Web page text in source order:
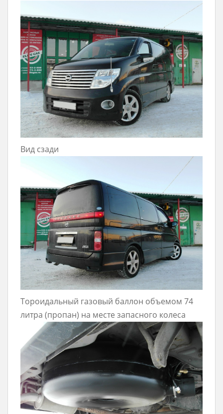
Вид сзади
Тороидальный газовый баллон объемом 74
литра (пропан) на месте запасного колеса